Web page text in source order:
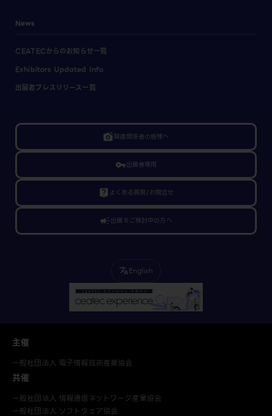
News
CEATECからのお知らせ一覧
Exhibitors Updated Info
出展者プレスリリース一覧
linked_camera報道関係者の皆様へ
vpn_key出展者専用
live_help よくある質問/お問合せ
campaign出展をご検討中の方へ
translateEnglish
主催
一般社団法人 電子情報技術産業協会
共催
一般社団法人 情報通信ネットワーク産業協会
一般社団法人 ソフトウェア協会